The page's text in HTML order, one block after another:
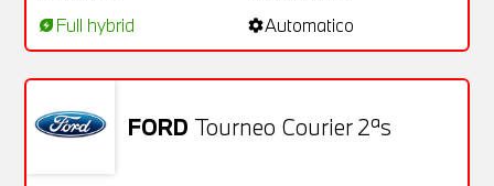
energy_savings_leaf Full hybrid settingsAutomatico
FORD Tourneo Courier 2ªs